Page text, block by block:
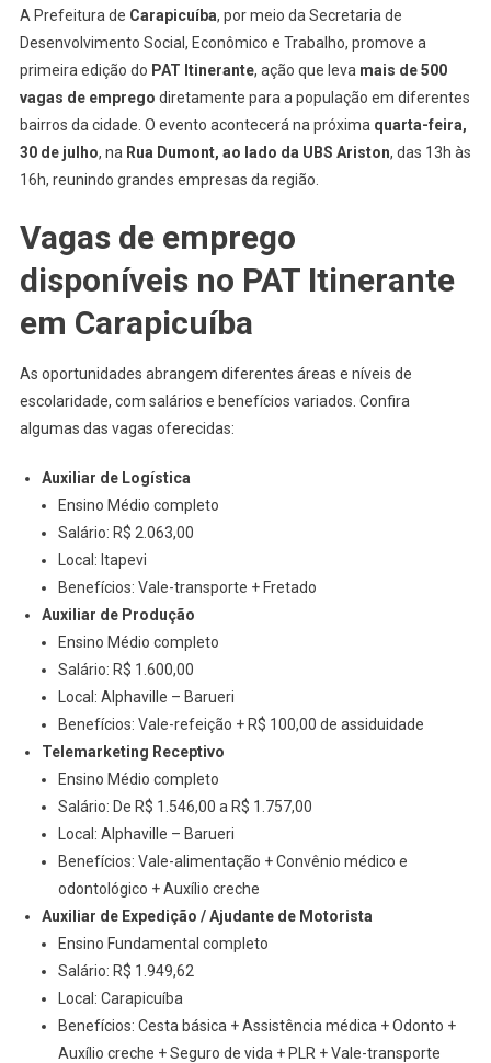
Oferece
Mais
De
500
Vagas
No
A Prefeitura de Carapicuíba, por meio da Secretaria de
Desenvolvimento Social, Econômico e Trabalho, promove a
primeira edição do PAT Itinerante, ação que leva mais de 500
vagas de emprego diretamente para a população em diferentes
bairros da cidade. O evento acontecerá na próxima quarta-feira,
30 de julho, na Rua Dumont, ao lado da UBS Ariston, das 13h às
16h, reunindo grandes empresas da região.
Vagas de emprego
disponíveis no PAT Itinerante
em Carapicuíba
As oportunidades abrangem diferentes áreas e níveis de
escolaridade, com salários e benefícios variados. Confira
algumas das vagas oferecidas:
Auxiliar de Logística
Ensino Médio completo
Salário: R$ 2.063,00
Local: Itapevi
Benefícios: Vale-transporte + Fretado
Auxiliar de Produção
Ensino Médio completo
Salário: R$ 1.600,00
Local: Alphaville – Barueri
Benefícios: Vale-refeição + R$ 100,00 de assiduidade
Telemarketing Receptivo
Ensino Médio completo
Salário: De R$ 1.546,00 a R$ 1.757,00
Local: Alphaville – Barueri
Benefícios: Vale-alimentação + Convênio médico e
odontológico + Auxílio creche
Auxiliar de Expedição / Ajudante de Motorista
Ensino Fundamental completo
Salário: R$ 1.949,62
Local: Carapicuíba
Benefícios: Cesta básica + Assistência médica + Odonto +
Auxílio creche + Seguro de vida + PLR + Vale-transporte